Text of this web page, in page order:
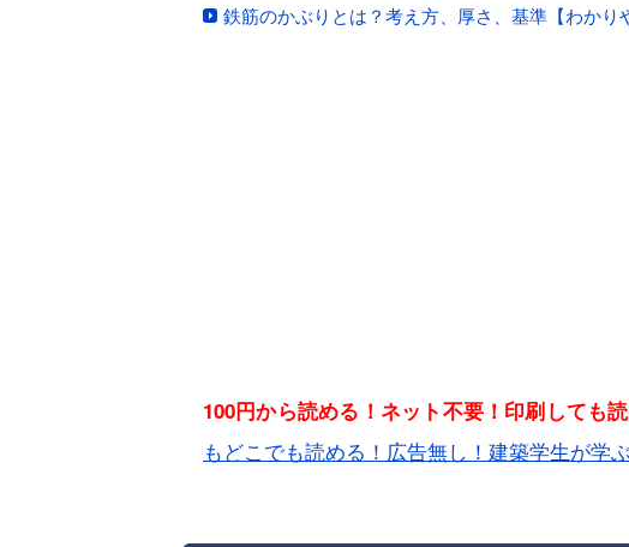
鉄筋のかぶりとは？考え方、厚さ、基準【わかり
100円から読める！ネット不要！印刷しても
もどこでも読める！広告無し！建築学生が学